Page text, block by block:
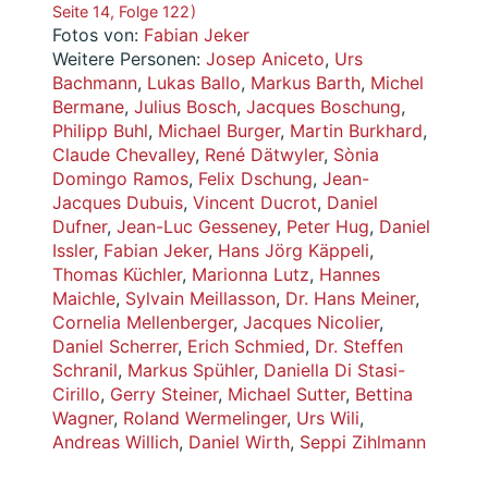
Seite 14, Folge 122 )
Fotos von: Fabian Jeker
Weitere Personen: Josep Aniceto, Urs
Bachmann, Lukas Ballo, Markus Barth, Michel
Bermane, Julius Bosch, Jacques Boschung,
Philipp Buhl, Michael Burger, Martin Burkhard,
Claude Chevalley, René Dätwyler, Sònia
Domingo Ramos, Felix Dschung, Jean-
Jacques Dubuis, Vincent Ducrot, Daniel
Dufner, Jean-Luc Gesseney, Peter Hug, Daniel
Issler, Fabian Jeker, Hans Jörg Käppeli,
Thomas Küchler, Marionna Lutz, Hannes
Maichle, Sylvain Meillasson, Dr. Hans Meiner,
Cornelia Mellenberger, Jacques Nicolier,
Daniel Scherrer, Erich Schmied, Dr. Steffen
Schranil, Markus Spühler, Daniella Di Stasi-
Cirillo, Gerry Steiner, Michael Sutter, Bettina
Wagner, Roland Wermelinger, Urs Wili,
Andreas Willich, Daniel Wirth, Seppi Zihlmann